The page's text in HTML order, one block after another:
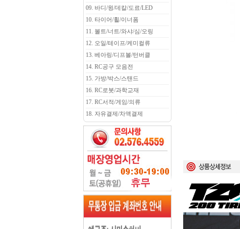
09. 바디/윙/데칼/도료/LED
10. 타이어/휠/이너폼
11. 볼트/너트/와샤/심/오링
12. 오일/테이프/케미컬류
13. 베아링/디프볼/턴버클
14. RC공구 모음전
15. 가방/박스/스탠드
16. RC로봇/과학교재
17. RC서적/게임/의류
18. 자유결제/차액결제